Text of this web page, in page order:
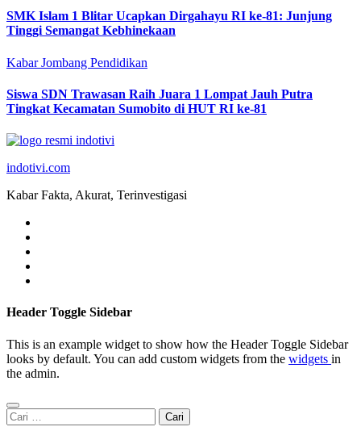
SMK Islam 1 Blitar Ucapkan Dirgahayu RI ke-81: Junjung
Tinggi Semangat Kebhinekaan
Kabar Jombang Pendidikan
Siswa SDN Trawasan Raih Juara 1 Lompat Jauh Putra
Tingkat Kecamatan Sumobito di HUT RI ke-81
indotivi.com
Kabar Fakta, Akurat, Terinvestigasi
Header Toggle Sidebar
This is an example widget to show how the Header Toggle Sidebar
looks by default. You can add custom widgets from the widgets in
the admin.
Cari